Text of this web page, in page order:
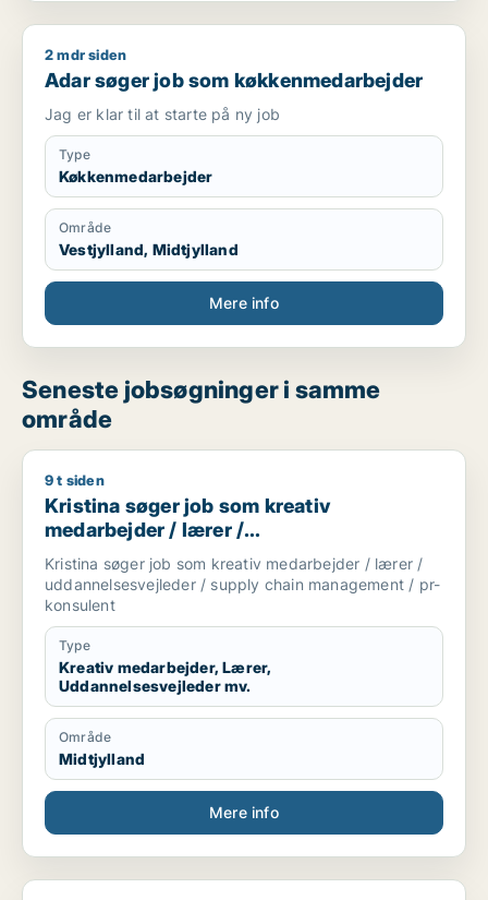
Adar søger job som køkkenmedarbejder
2 mdr siden
Adar søger job som køkkenmedarbejder
Jag er klar til at starte på ny job
Type
Køkkenmedarbejder
Område
Vestjylland, Midtjylland
Mere info
Seneste jobsøgninger i samme
område
Kristina søger job som kreativ medarbejder / lærer /
9 t siden
Kristina søger job som kreativ
medarbejder / lærer /
uddannelsesvejleder / supply chain
management / pr-konsulent
Kristina søger job som kreativ medarbejder / lærer /
uddannelsesvejleder / supply chain management / pr-
konsulent
Type
Kreativ medarbejder, Lærer,
Uddannelsesvejleder mv.
Område
Midtjylland
Mere info